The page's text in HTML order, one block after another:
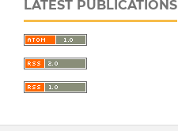
LATEST PUBLICATIONS